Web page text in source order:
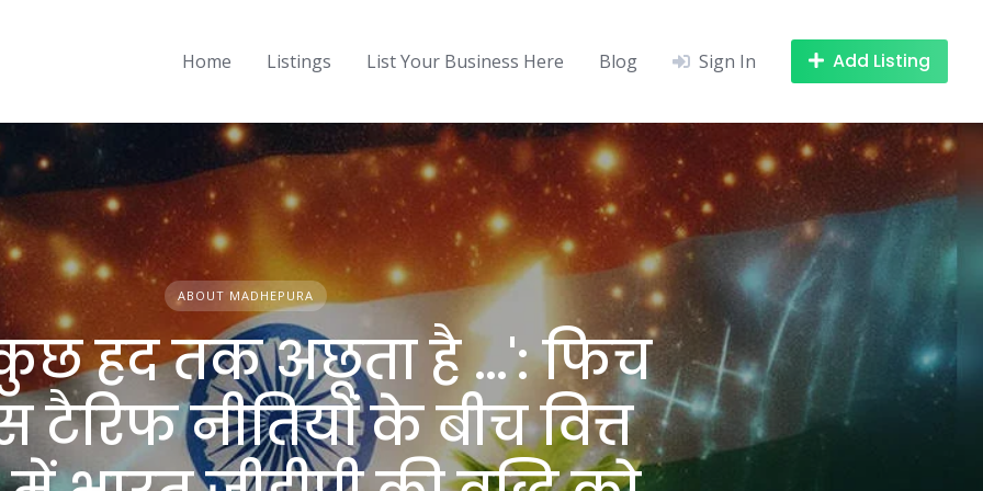
Home Listings List Your Business Here Blog Sign In Add Listing
ABOUT MADHEPURA
हद तक अछूता है …': फिच
नीतियों के बीच वित्त